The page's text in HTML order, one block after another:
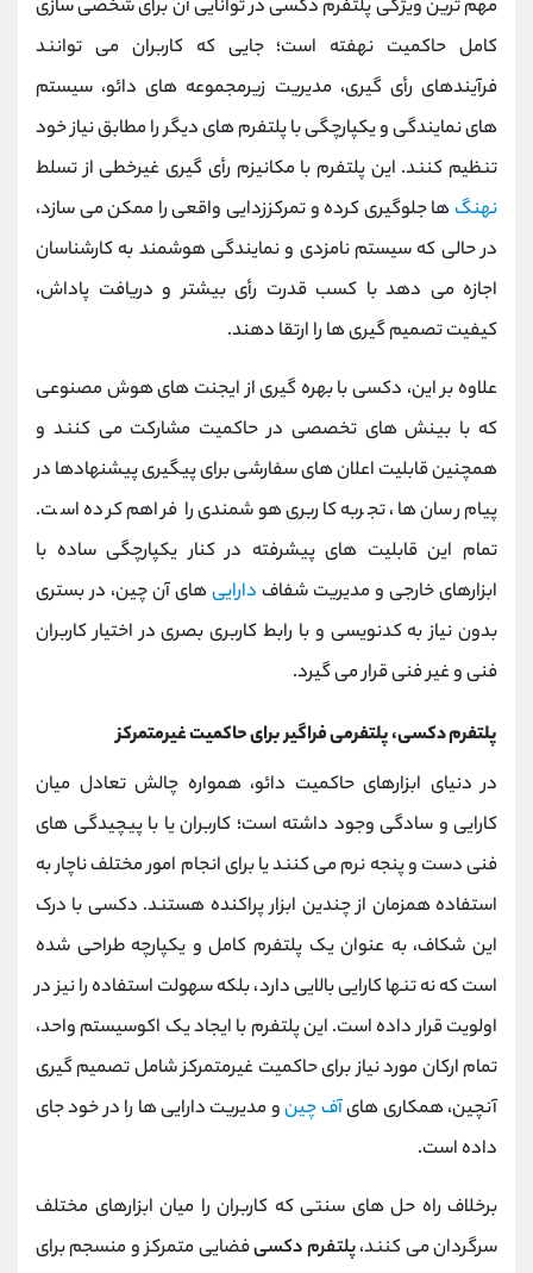
مهم ‌ترین ویژگی پلتفرم دکسی در توانایی آن برای شخصی ‌سازی
کامل حاکمیت نهفته است؛ جایی که کاربران می ‌توانند
فرآیندهای رأی‌ گیری، مدیریت زیرمجموعه ‌های دائو، سیستم
‌های نمایندگی و یکپارچگی با پلتفرم ‌های دیگر را مطابق نیاز خود
تنظیم کنند. این پلتفرم با مکانیزم رأی‌ گیری غیرخطی از تسلط
نهنگ ‌ها جلوگیری کرده و تمرکززدایی واقعی را ممکن می ‌سازد،
در حالی که سیستم نامزدی و نمایندگی هوشمند به کارشناسان
اجازه می ‌دهد با کسب قدرت رأی بیشتر و دریافت پاداش،
کیفیت تصمیم‌ گیری‌ ها را ارتقا دهند.
علاوه بر این، دکسی با بهره‌ گیری از ایجنت ‌های هوش مصنوعی
که با بینش ‌های تخصصی در حاکمیت مشارکت می‌ کنند و
همچنین قابلیت اعلان ‌های سفارشی برای پیگیری پیشنهادها در
پیام ‌رسان‌ ها، تجربه کاربری هوشمندی را فراهم کرده است.
تمام این قابلیت ‌های پیشرفته در کنار یکپارچگی ساده با
ابزارهای خارجی و مدیریت شفاف دارایی‌های آن چین، در بستری
بدون نیاز به کدنویسی و با رابط کاربری بصری در اختیار کاربران
فنی و غیر فنی قرار می‌ گیرد.
پلتفرم دکسی، پلتفرمی فراگیر برای حاکمیت غیرمتمرکز
در دنیای ابزارهای حاکمیت دائو، همواره چالش تعادل میان
کارایی و سادگی وجود داشته است؛ کاربران یا با پیچیدگی‌ های
فنی دست‌ و پنجه نرم می‌ کنند یا برای انجام امور مختلف ناچار به
استفاده همزمان از چندین ابزار پراکنده هستند. دکسی با درک
این شکاف، به عنوان یک پلتفرم کامل و یکپارچه طراحی شده
است که نه ‌تنها کارایی بالایی دارد، بلکه سهولت استفاده را نیز در
اولویت قرار داده است. این پلتفرم با ایجاد یک اکوسیستم واحد،
تمام ارکان مورد نیاز برای حاکمیت غیرمتمرکز شامل تصمیم ‌گیری
آنچین، همکاری ‌هایآف چینو مدیریت دارایی‌ ها را در خود جای
داده است.
برخلاف راه‌ حل ‌های سنتی که کاربران را میان ابزارهای مختلف
سرگردان می‌ کنند،پلتفرم دکسیفضایی متمرکز و منسجم برای